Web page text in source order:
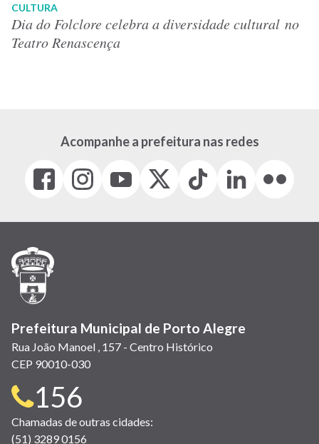
CULTURA
Dia do Folclore celebra a diversidade cultural no
Teatro Renascença
Acompanhe a prefeitura nas redes
Facebook
(link
em
janela)
Instagram
(link
em
(link
em
(Antigo
(link
Tiktok
(link
em
LinkedIn
(link
em
(link
em
Prefeitura Municipal de Porto Alegre
Rua João Manoel , 157 - Centro Histórico
CEP 90010-030
Telefone
para
156
Chamadas de outras cidades:
(51) 3289 0156